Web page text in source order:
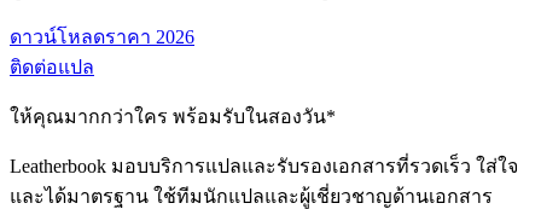
ดาวน์โหลดราคา 2026
ติดต่อแปล
ให้คุณมากกว่าใคร พร้อมรับในสองวัน*
Leatherbook มอบบริการแปลและรับรองเอกสารที่รวดเร็ว ใส่ใจ
และได้มาตรฐาน ใช้ทีมนักแปลและผู้เชี่ยวชาญด้านเอกสาร